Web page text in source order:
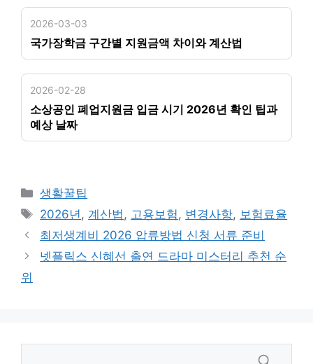
2026-03-03
국가장학금 구간별 지원금액 차이와 계산법
2026-02-28
소상공인 폐업지원금 입금 시기 2026년 확인 팁과
예상 날짜
카
테
리
생활꿀팁
태
그
2026년, 계산법, 고용보험, 변경사항, 보험료율
최저생계비 2026 압류방법 신청 서류 준비
넷플릭스 신혜선 출연 드라마 미스터리 추천 순
위